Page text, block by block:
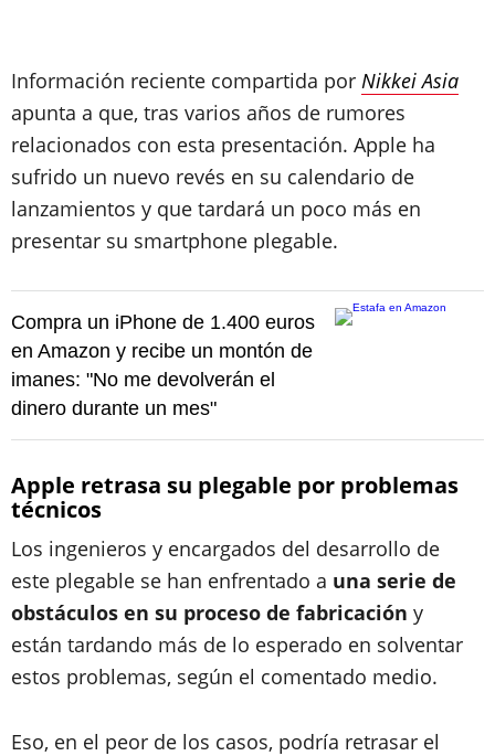
Información reciente compartida por Nikkei Asia
apunta a que, tras varios años de rumores
relacionados con esta presentación. Apple ha
sufrido un nuevo revés en su calendario de
lanzamientos y que tardará un poco más en
presentar su smartphone plegable.
Compra un iPhone de 1.400 euros
en Amazon y recibe un montón de
imanes: "No me devolverán el
dinero durante un mes"
Apple retrasa su plegable por problemas
técnicos
Los ingenieros y encargados del desarrollo de
este plegable se han enfrentado a una serie de
obstáculos en su proceso de fabricación y
están tardando más de lo esperado en solventar
estos problemas, según el comentado medio.
Eso, en el peor de los casos, podría retrasar el